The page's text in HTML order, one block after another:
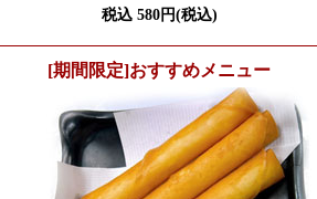
税込 580円(税込)
[期間限定]おすすめメニュー